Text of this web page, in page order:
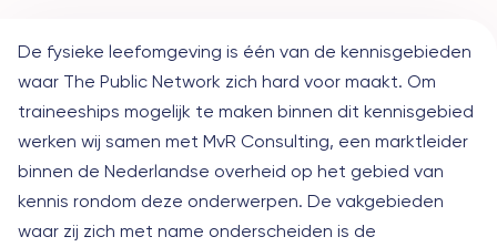
De fysieke leefomgeving is één van de kennisgebieden
waar The Public Network zich hard voor maakt. Om
traineeships mogelijk te maken binnen dit kennisgebied
werken wij samen met MvR Consulting, een marktleider
binnen de Nederlandse overheid op het gebied van
kennis rondom deze onderwerpen. De vakgebieden
waar zij zich met name onderscheiden is de